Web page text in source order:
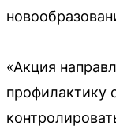
«Акция
профилактику